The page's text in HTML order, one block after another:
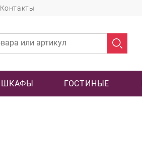
Контакты
ШКАФЫ ГОСТИНЫЕ